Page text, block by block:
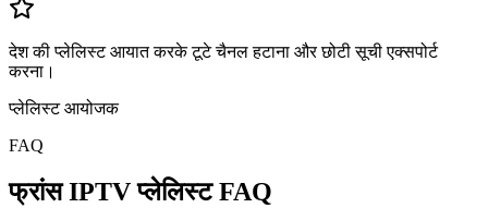
देश की प्लेलिस्ट आयात करके टूटे चैनल हटाना और छोटी सूची एक्सपोर्ट
करना।
प्लेलिस्ट आयोजक
FAQ
फ्रांस IPTV प्लेलिस्ट FAQ